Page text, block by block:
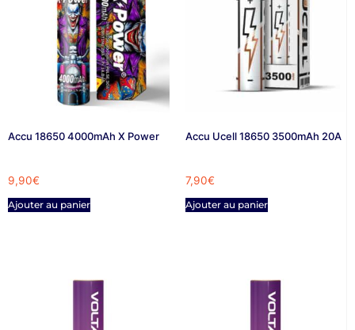
Accu 18650 4000mAh X Power
9,90€
Ajouter au panier
Accu Ucell 18650 3500mAh 20A
7,90€
Ajouter au panier